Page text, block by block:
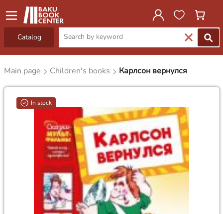
Catalog
Main page Children's books Карлсон вернулся
In stock